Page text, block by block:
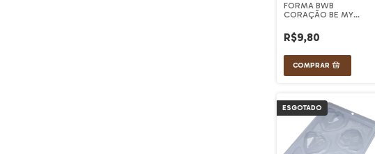
FORMA BWB
CORAÇÃO BE MY
R$9,80
ESGOTADO